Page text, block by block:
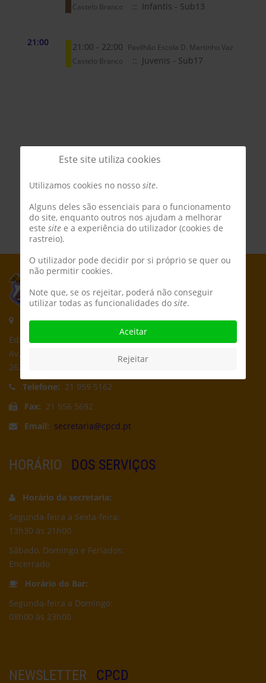
Castelo Branco
:: Infantis - Sub13
21:00 21:00 - 22:00 Pavilhão Escola D. Martinho Vaz
Castelo Branco
:: Juvenis - Sub17
Morada:
Edifício CPCD
Av. Póvoa de Dom Martinho
2625-235 Póvoa de Santa Iria
Telefone: 21 959 5162
Fax: 21 956 5692
Email: secretaria@cpcd.pt
HORÁRIO DOS SERVIÇOS
Horário da secretaria:
Segunda-feira a Sexta-feira:
13h30 às 21h00
Sábado, Domingo e Feriados:
Encerrado
Horário do Bar:
Segunda-feira a Domingo:
08h00 às 23h00
NEWSLETTER CPCD
Este site utiliza cookies
Utilizamos cookies no nosso site.
Alguns deles são essenciais para o funcionamento
do site, enquanto outros nos ajudam a melhorar
este site e a experiência do utilizador (cookies de
rastreio).
O utilizador pode decidir por si próprio se quer ou
não permitir cookies.
Note que, se os rejeitar, poderá não conseguir
utilizar todas as funcionalidades do site.
Aceitar
Rejeitar